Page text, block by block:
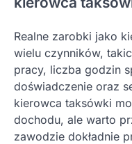
Realne zarobki jako
wielu czynników,
pracy, liczba godzin
doświadczenie oraz
kierowca taksówki
dochodu, ale warto
zawodzie dokładnie